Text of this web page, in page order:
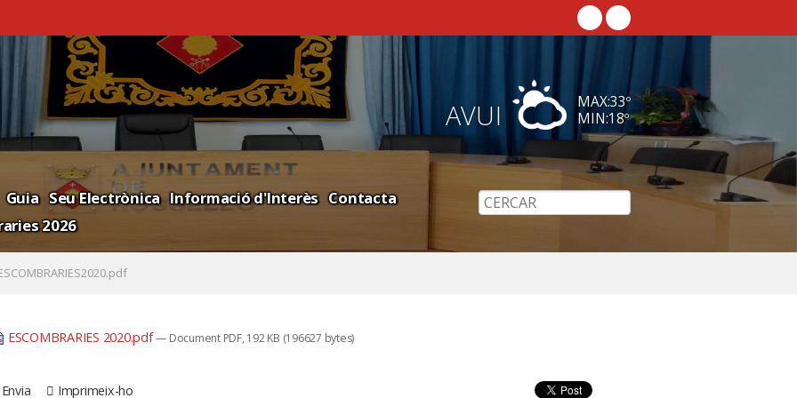
AVUI MAX:33º
MIN:18º
Guia Seu Electrònica Informació d'Interès Contacta
2026
ESCOMBRARIES 2020.pdf— Document PDF, 192 KB (196627 bytes)
Envia Imprimeix-ho